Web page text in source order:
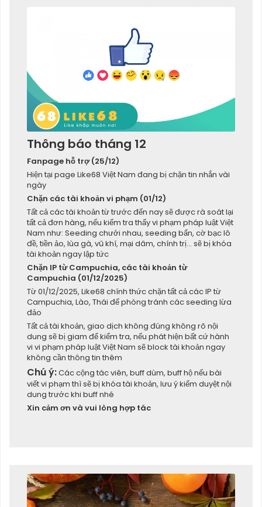
Thông báo tháng 12
Fanpage hỗ trợ (25/12)
Hiện tại page Like68 Việt Nam đang bị chặn tin nhắn vài
ngày
Chặn các tài khoản vi phạm (01/12)
Tất cả các tài khoản từ trước đến nay sẽ được rà soát lại
tất cả đơn hàng, nếu kiểm tra thấy vi phạm pháp luật Việt
Nam như: Seeding chưởi nhau, seeding bẩn, cờ bạc lô
đề, tiền ảo, lùa gà, vũ khí, mại dâm, chính trị... sẽ bị khóa
tài khoản ngay lập tức
Chặn IP từ Campuchia, các tài khoản từ
Campuchia (01/12/2025)
Từ 01/12/2025, Like68 chính thức chặn tất cả các IP từ
Campuchia, Lào, Thái để phòng tránh các seeding lừa
đảo
Tất cả tài khoản, giao dịch không đúng không rõ nội
dung sẽ bị giam để kiểm tra, nếu phát hiện bất cứ hành
vi vi phạm pháp luật Việt Nam sẽ block tài khoản ngay
không cần thông tin thêm
Chú ý:Các cộng tác viên, buff dùm, buff hộ nếu bài
viết vi phạm thì sẽ bị khóa tài khoản, lưu ý kiểm duyệt nội
dung trước khi buff nhé
Xin cảm ơn và vui lòng hợp tác